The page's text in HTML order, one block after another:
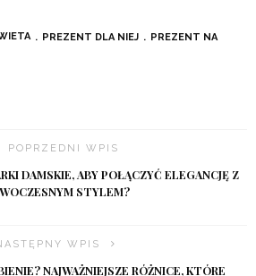
PREZENT DLA NIEJ
PREZENT NA
POPRZEDNI WPIS
DAMSKIE, ABY POŁĄCZYĆ ELEGANCJĘ Z
STYLEM?
WPIS
NAJWAŻNIEJSZE RÓŻNICE, KTÓRE